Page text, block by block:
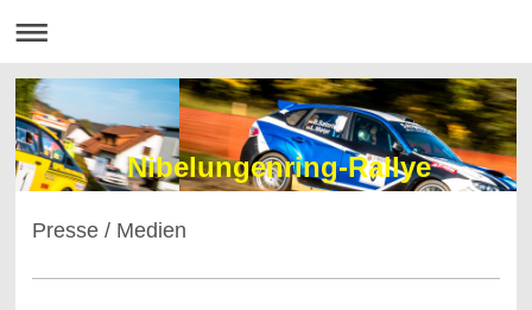
Nibelungenring-Rallye
Presse / Medien